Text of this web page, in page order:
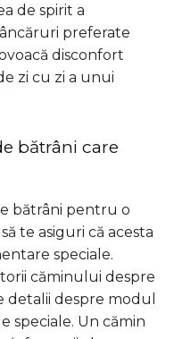
de spirit a
preferate
disconfort
zi cu zi a unui
bătrâni care
bătrâni pentru o
te asiguri că acesta
speciale.
căminului despre
detalii despre modul
speciale. Un cămin